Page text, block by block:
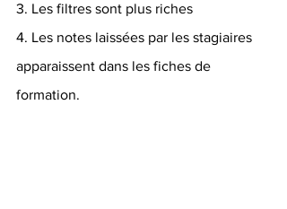
3. Les filtres sont plus riches
4. Les notes laissées par les stagiaires
apparaissent dans les fiches de
formation.